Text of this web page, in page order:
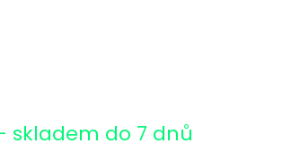
skladem do 7 dnů